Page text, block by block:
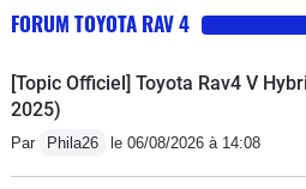
FORUM TOYOTA RAV 4
[Topic Officiel] Toyota Rav4 V
2025)
Par Phila26 le 06/08/2026 à 14:08